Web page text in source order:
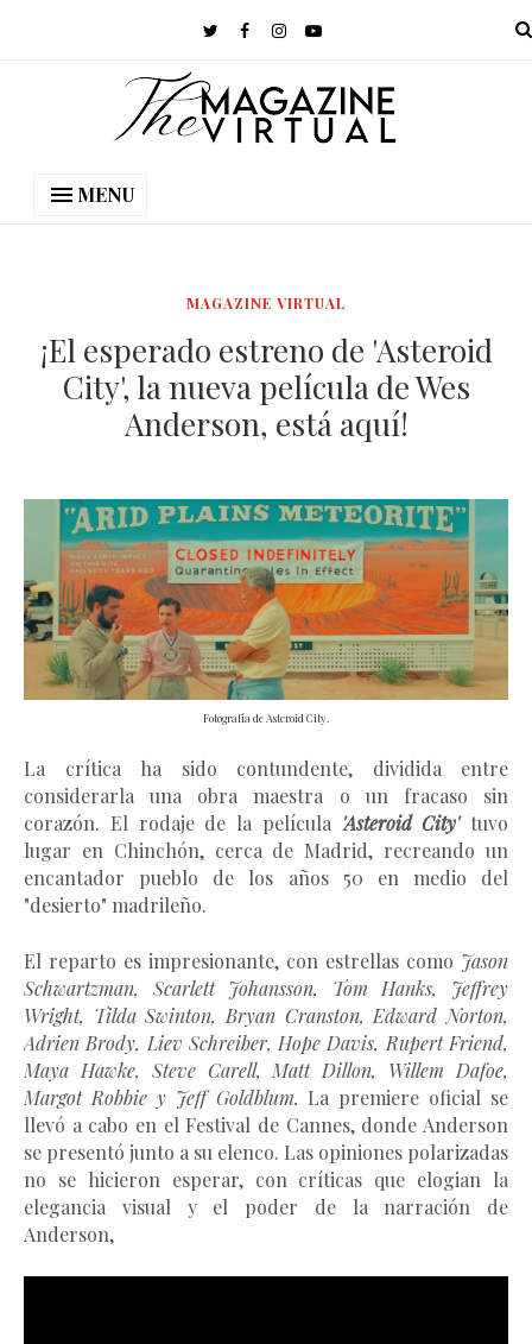
MENU
MAGAZINE VIRTUAL
¡El esperado estreno de 'Asteroid
City', la nueva película de Wes
Anderson, está aquí!
Fotografía de Asteroid City.
La crítica ha sido contundente, dividida entre
considerarla una obra maestra o un fracaso sin
corazón. El rodaje de la película 'Asteroid City' tuvo
lugar en Chinchón, cerca de Madrid, recreando un
encantador pueblo de los años 50 en medio del
"desierto" madrileño.
El reparto es impresionante, con estrellas como Jason
Schwartzman, Scarlett Johansson, Tom Hanks, Jeffrey
Wright, Tilda Swinton, Bryan Cranston, Edward Norton,
Adrien Brody, Liev Schreiber, Hope Davis, Rupert Friend,
Maya Hawke, Steve Carell, Matt Dillon, Willem Dafoe,
Margot Robbie y Jeff Goldblum. La premiere oficial se
llevó a cabo en el Festival de Cannes, donde Anderson
se presentó junto a su elenco. Las opiniones polarizadas
no se hicieron esperar, con críticas que elogian la
elegancia visual y el poder de la narración de
Anderson,